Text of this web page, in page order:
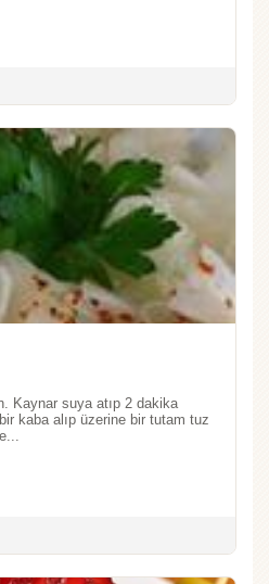
Kaynar suya atıp 2 dakika
kaba alıp üzerine bir tutam tuz